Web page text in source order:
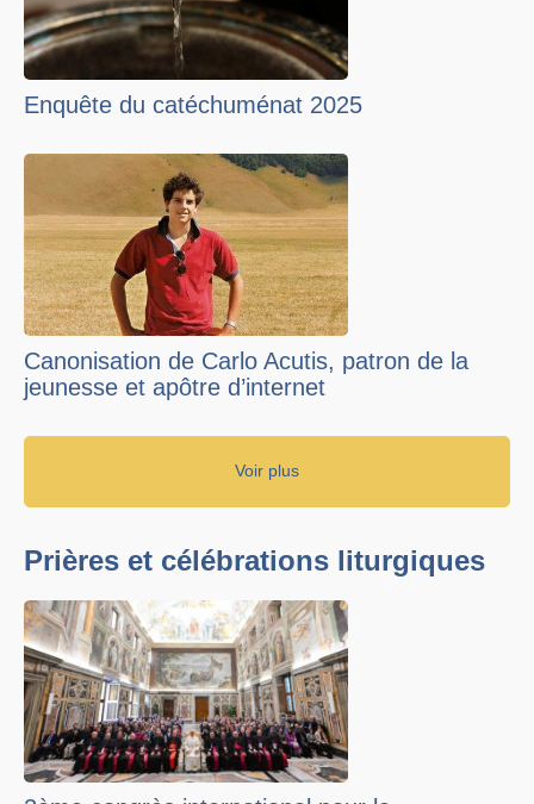
Enquête du catéchuménat 2025
Canonisation de Carlo Acutis, patron de la
jeunesse et apôtre d’internet
Voir plus
Prières et célébrations liturgiques